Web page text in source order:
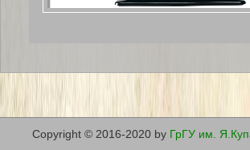
Copyright © 2016-2020 by ГрГУ им.